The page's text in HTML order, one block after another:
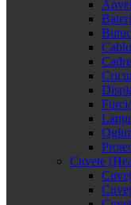
Cadre
Cuvete